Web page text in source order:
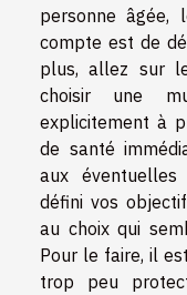
personne âgée,
compte est de
plus, allez sur
choisir une
explicitement à
de santé
aux éventuelles
défini vos
au choix qui
Pour le faire, il
trop peu